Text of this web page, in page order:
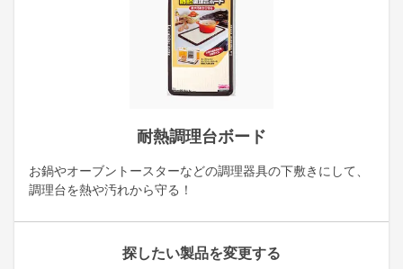
耐熱調理台ボード
お鍋やオーブントースターなどの調理器具の下敷きにして、
調理台を熱や汚れから守る！
探したい製品を変更する